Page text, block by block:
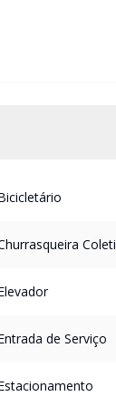
de Serviço